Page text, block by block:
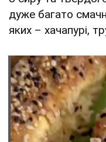
дуже багато
яких – хачапурі,